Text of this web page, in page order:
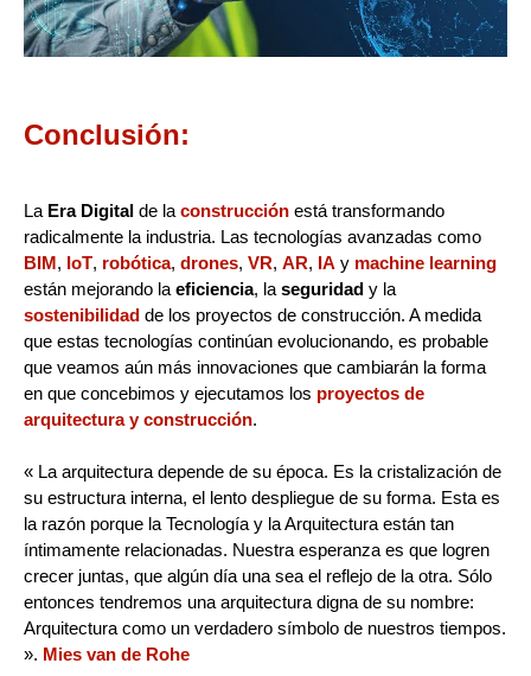
Conclusión:
La Era Digital de laconstrucción está transformando
radicalmente la industria. Las tecnologías avanzadas como
BIM, IoT, robótica, drones, VR, AR, IA y machine learning
están mejorando laeficiencia, laseguridad y la
sostenibilidad de los proyectos de construcción. A medida
que estas tecnologías continúan evolucionando, es probable
que veamos aún más innovaciones que cambiarán la forma
en que concebimos y ejecutamos los proyectos de
arquitectura y construcción.
« La arquitectura depende de su época. Es la cristalización de
su estructura interna, el lento despliegue de su forma. Esta es
la razón porque la Tecnología y la Arquitectura están tan
íntimamente relacionadas. Nuestra esperanza es que logren
crecer juntas, que algún día una sea el reflejo de la otra. Sólo
entonces tendremos una arquitectura digna de su nombre:
Arquitectura como un verdadero símbolo de nuestros tiempos.
». Mies van de Rohe